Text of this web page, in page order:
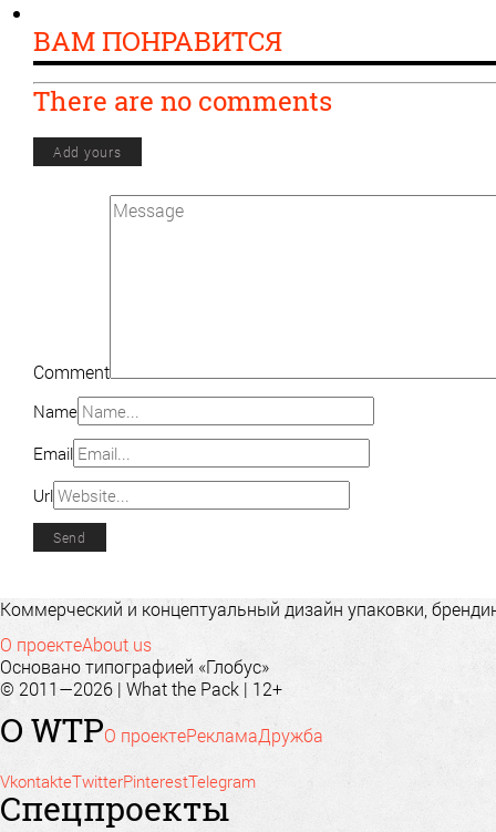
ВАМ ПОНРАВИТСЯ
There are no comments
Add yours
Comment
Name
Email
Url
Коммерческий и концептуальный дизайн упаковки,
О проектеAbout us
Основано типографией «Глобус»
© 2011—2026 | What the Pack | 12+
О WTPО проектеРекламаДружба
VkontakteTwitterPinterestTelegram
Спецпроекты